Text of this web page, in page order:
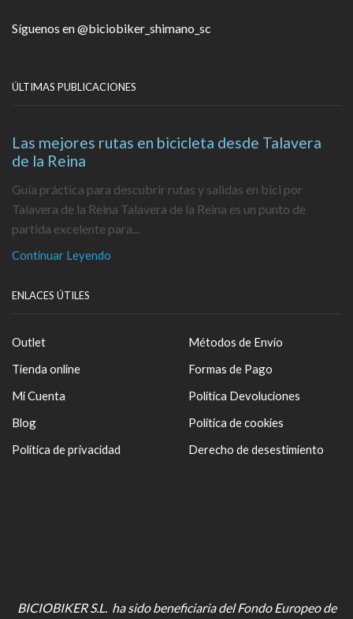
Síguenos en@biciobiker_shimano_sc
ÚLTIMAS PUBLICACIONES
Las mejores rutas en bicicleta desde Talavera
de la Reina
Guía práctica para descubrir rutas y salidas en bici por
Talavera de la Reina Talavera de la Reina es un punto de
partida excelente para...
Continuar Leyendo
ENLACES ÚTILES
Outlet
Tienda online
Mi Cuenta
Blog
Política de privacidad
Métodos de Envío
Formas de Pago
Política Devoluciones
Política de cookies
Derecho de desestimiento
BICIOBIKER S.L. ha sido beneficiaria del Fondo Europeo de